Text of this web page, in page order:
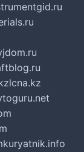
lcna.kz
kuryatnik.info